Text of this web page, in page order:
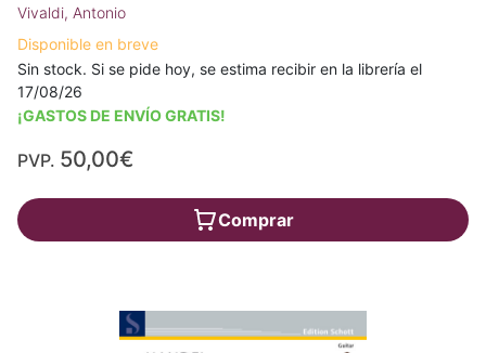
Vivaldi, Antonio
Disponible en breve
Sin stock. Si se pide hoy, se estima recibir en la librería el
17/08/26
¡GASTOS DE ENVÍO GRATIS!
PVP. 50,00€
Comprar